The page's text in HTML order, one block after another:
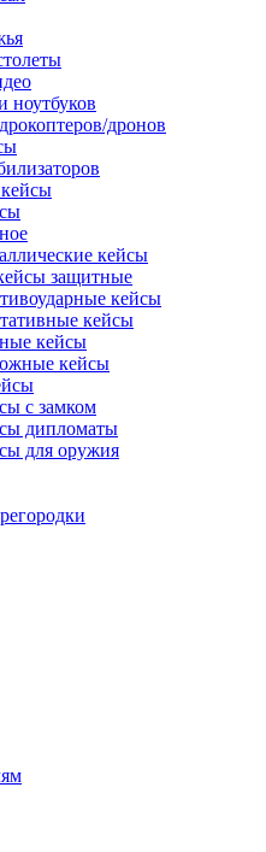
ноутбуков
дронов
кейсы
защитные
кейсы
кейсы
кейсы
кейсы
с замком
дипломаты
для оружия